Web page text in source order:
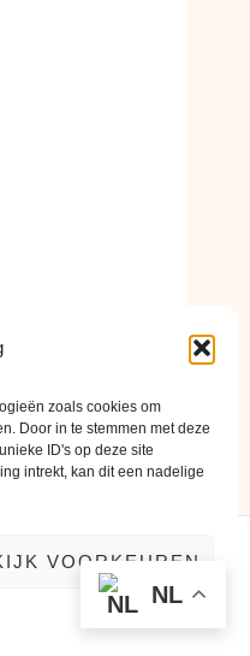
zoals cookies om
Door in te stemmen met deze
ID's op deze site
intrekt, kan dit een nadelige
VOORKEUREN
NL